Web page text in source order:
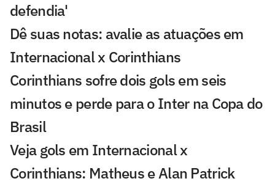
defendia'
Dê suas notas: avalie as atuações em
Internacional x Corinthians
Corinthians sofre dois gols em seis
minutos e perde para o Inter na Copa do
Brasil
Veja gols em Internacional x
Corinthians: Matheus e Alan Patrick